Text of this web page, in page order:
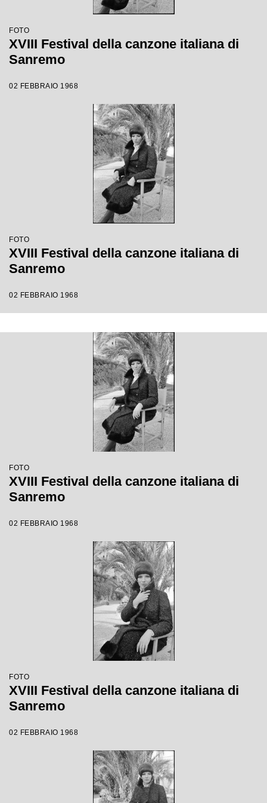
FOTO
XVIII Festival della canzone italiana di
Sanremo
02 FEBBRAIO 1968
FOTO
XVIII Festival della canzone italiana di
Sanremo
02 FEBBRAIO 1968
FOTO
XVIII Festival della canzone italiana di
Sanremo
02 FEBBRAIO 1968
FOTO
XVIII Festival della canzone italiana di
Sanremo
02 FEBBRAIO 1968